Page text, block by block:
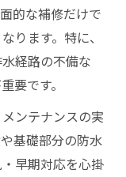
的な補修だけで
ります。特に、
経路の不備な
要です。
ンテナンスの実
基礎部分の防水
早期対応を心掛